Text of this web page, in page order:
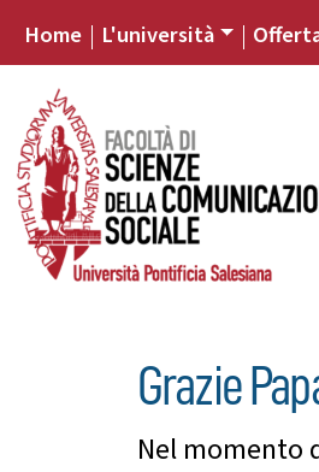
Home L'università
Grazie
Nel momento